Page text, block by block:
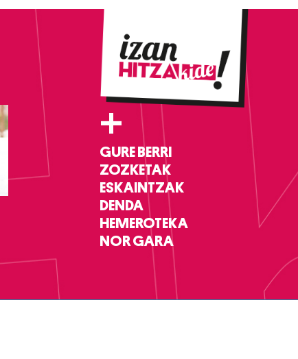
+
GURE BERRI
ZOZKETAK
ESKAINTZAK
DENDA
HEMEROTEKA
NOR GARA